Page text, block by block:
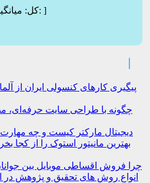
[کل:میانگین: ]
پیگیری کارهای کنسولی ایران از
چگونه با طراحی سایت حرفه‌ای،
دیجیتال مارکتر کیست و چه
بهترین مانیتور استوک را از کجا
چرا فروش اقساطی موبایل بین
انواع روش های تحقیق و پژوهش در